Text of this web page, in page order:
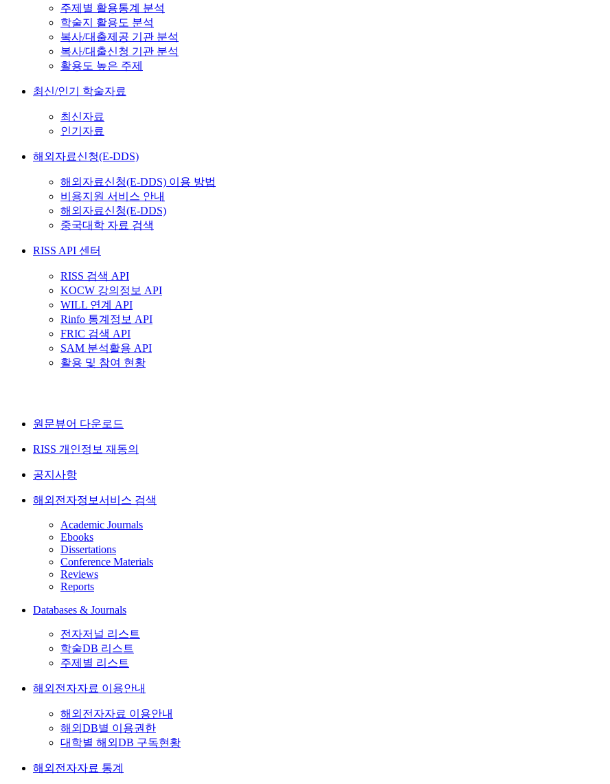
주제별 활용통계 분석
학술지 활용도 분석
복사/대출제공 기관 분석
복사/대출신청 기관 분석
활용도 높은 주제
최신/인기 학술자료
최신자료
인기자료
해외자료신청(E-DDS)
해외자료신청(E-DDS) 이용 방법
비용지원 서비스 안내
해외자료신청(E-DDS)
중국대학 자료 검색
RISS API 센터
RISS 검색 API
KOCW 강의정보 API
WILL 연계 API
Rinfo 통계정보 API
FRIC 검색 API
SAM 분석활용 API
활용 및 참여 현황
원문뷰어 다운로드
RISS 개인정보 재동의
공지사항
해외전자정보서비스 검색
Academic Journals
Ebooks
Dissertations
Conference Materials
Reviews
Reports
Databases & Journals
전자저널 리스트
학술DB 리스트
주제별 리스트
해외전자자료 이용안내
해외전자자료 이용안내
해외DB별 이용권한
대학별 해외DB 구독현황
해외전자자료 통계